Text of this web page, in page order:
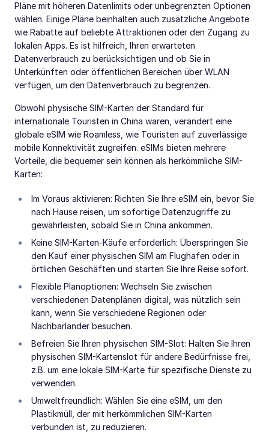
Pläne mit höheren Datenlimits oder unbegrenzten Optionen
wählen. Einige Pläne beinhalten auch zusätzliche Angebote
wie Rabatte auf beliebte Attraktionen oder den Zugang zu
lokalen Apps. Es ist hilfreich, Ihren erwarteten
Datenverbrauch zu berücksichtigen und ob Sie in
Unterkünften oder öffentlichen Bereichen über WLAN
verfügen, um den Datenverbrauch zu begrenzen.
Obwohl physische SIM-Karten der Standard für
internationale Touristen in China waren, verändert eine
globale eSIM wie Roamless, wie Touristen auf zuverlässige
mobile Konnektivität zugreifen. eSIMs bieten mehrere
Vorteile, die bequemer sein können als herkömmliche SIM-
Karten:
Im Voraus aktivieren: Richten Sie Ihre eSIM ein, bevor Sie
nach Hause reisen, um sofortige Datenzugriffe zu
gewährleisten, sobald Sie in China ankommen.
Keine SIM-Karten-Käufe erforderlich: Überspringen Sie
den Kauf einer physischen SIM am Flughafen oder in
örtlichen Geschäften und starten Sie Ihre Reise sofort.
Flexible Planoptionen: Wechseln Sie zwischen
verschiedenen Datenplänen digital, was nützlich sein
kann, wenn Sie verschiedene Regionen oder
Nachbarländer besuchen.
Befreien Sie Ihren physischen SIM-Slot: Halten Sie Ihren
physischen SIM-Kartenslot für andere Bedürfnisse frei,
z.B. um eine lokale SIM-Karte für spezifische Dienste zu
verwenden.
Umweltfreundlich: Wählen Sie eine eSIM, um den
Plastikmüll, der mit herkömmlichen SIM-Karten
verbunden ist, zu reduzieren.